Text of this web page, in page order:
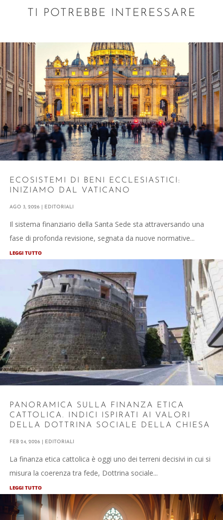
TI POTREBBE INTERESSARE
ECOSISTEMI DI BENI ECCLESIASTICI:
INIZIAMO DAL VATICANO
AGO 3, 2026 EDITORIALI
Il sistema finanziario della Santa Sede sta attraversando una
fase di profonda revisione, segnata da nuove normative...
LEGGI TUTTO
PANORAMICA SULLA FINANZA ETICA
CATTOLICA. INDICI ISPIRATI AI VALORI
DELLA DOTTRINA SOCIALE DELLA CHIESA
FEB 24, 2026 EDITORIALI
La finanza etica cattolica è oggi uno dei terreni decisivi in cui si
misura la coerenza tra fede, Dottrina sociale...
LEGGI TUTTO